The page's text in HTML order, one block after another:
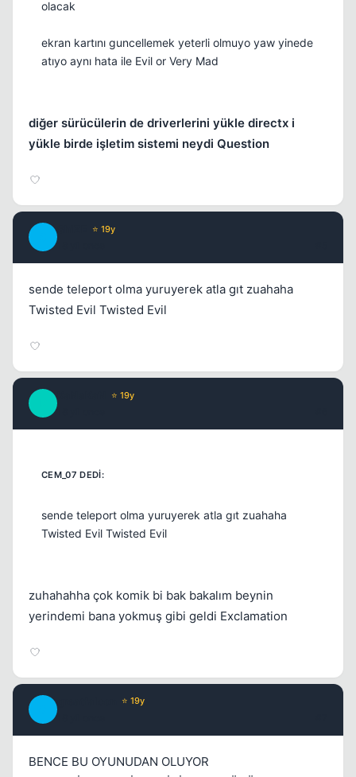
olacak
ekran kartını guncellemek yeterli olmuyo yaw yinede
atıyo aynı hata ile Evil or Very Mad
diğer sürücülerin de driverlerini yükle directx i
yükle birde işletim sistemi neydi Question
⭐ 19y
sende teleport olma yuruyerek atla gıt zuahaha
Twisted Evil Twisted Evil
⭐ 19y
sende teleport olma yuruyerek atla gıt zuahaha
Twisted Evil Twisted Evil
zuhahahha çok komik bi bak bakalım beynin
yerindemi bana yokmuş gibi geldi Exclamation
⭐ 19y
BENCE BU OYUNUDAN OLUYOR